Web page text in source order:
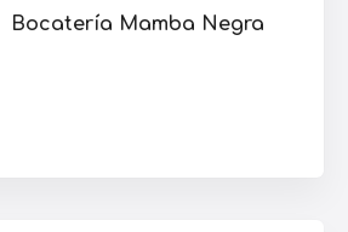
Bocatería Mamba Negra